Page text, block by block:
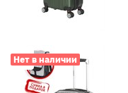
Нет в наличии